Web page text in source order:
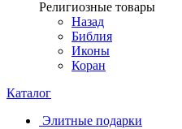
Религиозные товары
Назад
Библия
Иконы
Коран
Каталог
Элитные подарки